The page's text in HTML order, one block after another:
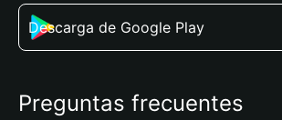
Descarga de Google Play
Preguntas frecuentes